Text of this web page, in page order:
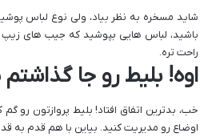
شاید مسخره به نظر بیاد، ولی نوع لباس
باشید، لباس هایی بپوشید که جیب های
راحت تره.
اوه! بلیط رو جا
خب، بدترین اتفاق افتاد! بلیط پروازتون رو
اوضاع رو مدیریت کنید. بیاین با هم قدم به